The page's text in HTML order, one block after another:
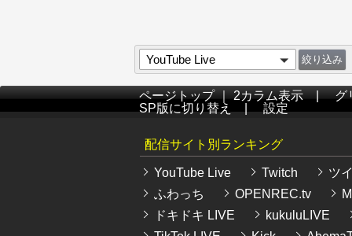
YouTube Live
ページトップ｜2カラム表示|グ
SP版に切り替え
設定
配信サイト別ランキング
YouTube Live Twitch
ツ
ふわっち
OPENREC.tv
ドキドキ LIVE
kukuluLIVE